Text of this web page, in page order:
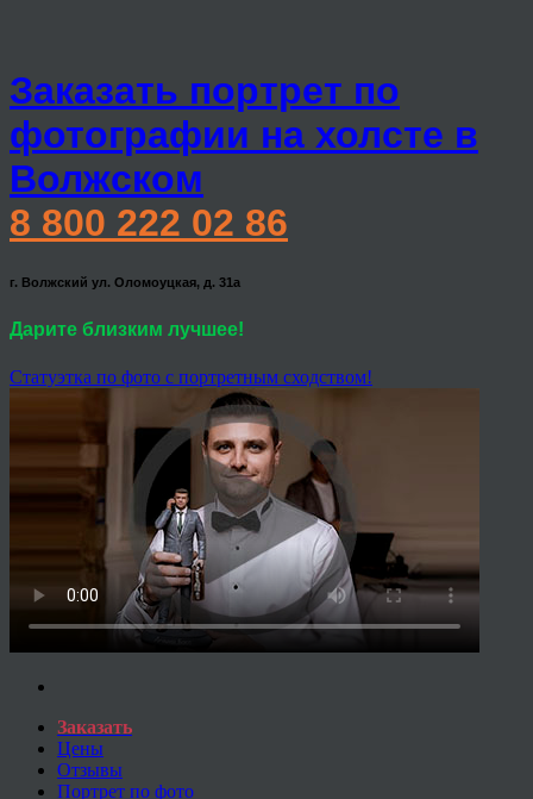
Заказать портрет по
фотографии на холсте в
Волжском
8 800 222 02 86
г. Волжский ул. Оломоуцкая, д. 31а
Дарите близким лучшее!
Статуэтка по фото с портретным сходством!
Заказать
Цены
Отзывы
Портрет по фото